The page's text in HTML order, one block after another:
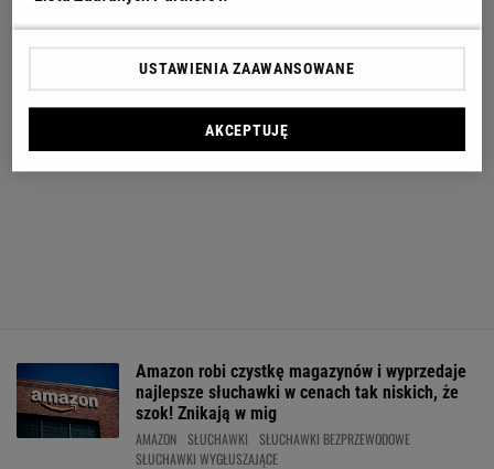
Amazon robi czystkę magazynów i wyprzedaje
najlepsze słuchawki w cenach tak niskich, że
szok! Znikają w mig
AMAZON SŁUCHAWKI
SŁUCHAWKI BEZPRZEWODOWE
SŁUCHAWKI WYGŁUSZAJĄCE
USTAWIENIA ZAAWANSOWANE
AKCEPTUJĘ